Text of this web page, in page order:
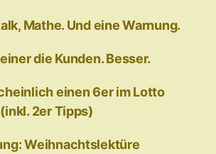
Mathe. Und eine Warnung.
die Kunden. Besser.
einen 6er im Lotto
2er Tipps)
Weihnachtslektüre